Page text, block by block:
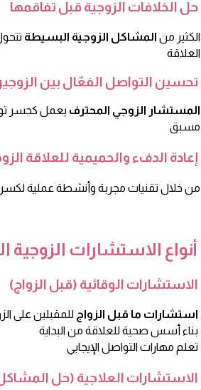
حل الخلافات الزوجية قبل تفاقمها
الكثير من المشاكل الزوجية البسيطة
العلاقة
تحسين التواصل الفعّال بين
المستشار الزوجي المحترف يعمل كجسر
مسبق
إعادة الدفء والحميمية للعلاقة
من خلال تقنيات مجربة وأنشطة عملية لكسر
أنواع الاستشارات الزوجية
الاستشارات الوقائية (قبل الزواج)
استشارات ما قبل الزواج
الاستشارات العلاجية (حل